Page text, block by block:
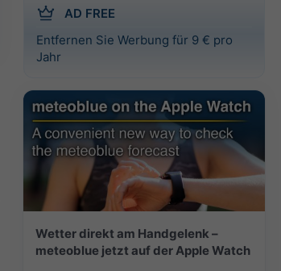
AD FREE
Entfernen Sie Werbung für 9 € pro
Jahr
Wetter direkt am Handgelenk –
meteoblue jetzt auf der Apple Watch